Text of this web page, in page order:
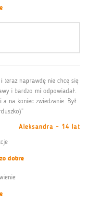
teraz naprawdę nie chcę się
i bardzo mi odpowiadał.
na koniec zwiedzanie. Był
Aleksandra - 14 lat
dobre